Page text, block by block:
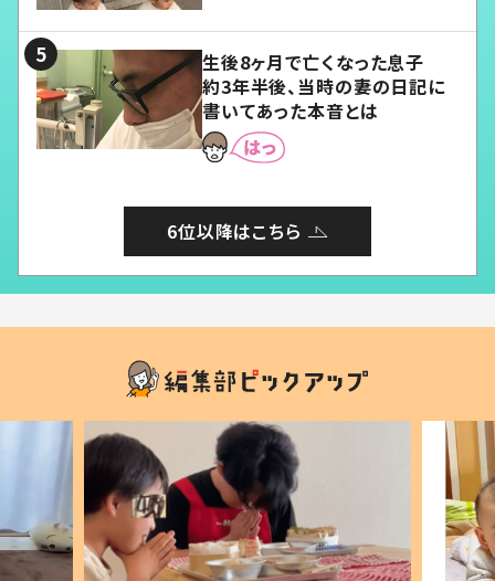
生後8ヶ月で亡くなった息子
約3年半後、当時の妻の日記に
書いてあった本音とは
6位以降はこちら